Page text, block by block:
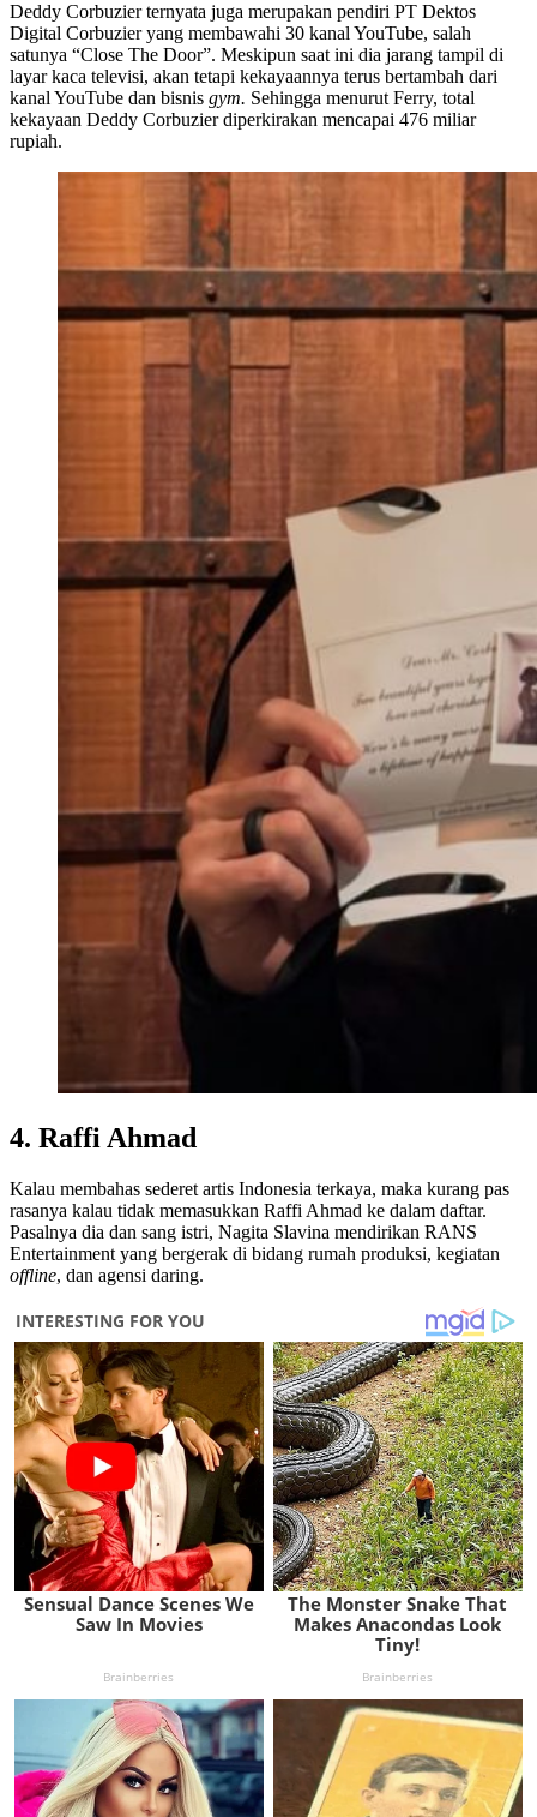
Deddy Corbuzier ternyata juga merupakan pendiri PT Dektos
Digital Corbuzier yang membawahi 30 kanal YouTube, salah
satunya “Close The Door”. Meskipun saat ini dia jarang tampil di
layar kaca televisi, akan tetapi kekayaannya terus bertambah dari
kanal YouTube dan bisnis gym. Sehingga menurut Ferry, total
kekayaan Deddy Corbuzier diperkirakan mencapai 476 miliar
rupiah.
4. Raffi Ahmad
Kalau membahas sederet artis Indonesia terkaya, maka kurang pas
rasanya kalau tidak memasukkan Raffi Ahmad ke dalam daftar.
Pasalnya dia dan sang istri, Nagita Slavina mendirikan RANS
Entertainment yang bergerak di bidang rumah produksi, kegiatan
offline, dan agensi daring.